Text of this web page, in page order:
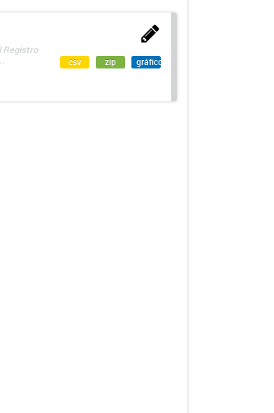
Registro
csv zip gráfico